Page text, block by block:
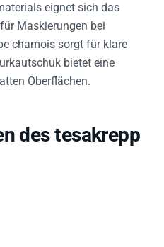
eignet sich das
Maskierungen bei
chamois sorgt für klare
bietet eine
Oberflächen.
des tesakrepp